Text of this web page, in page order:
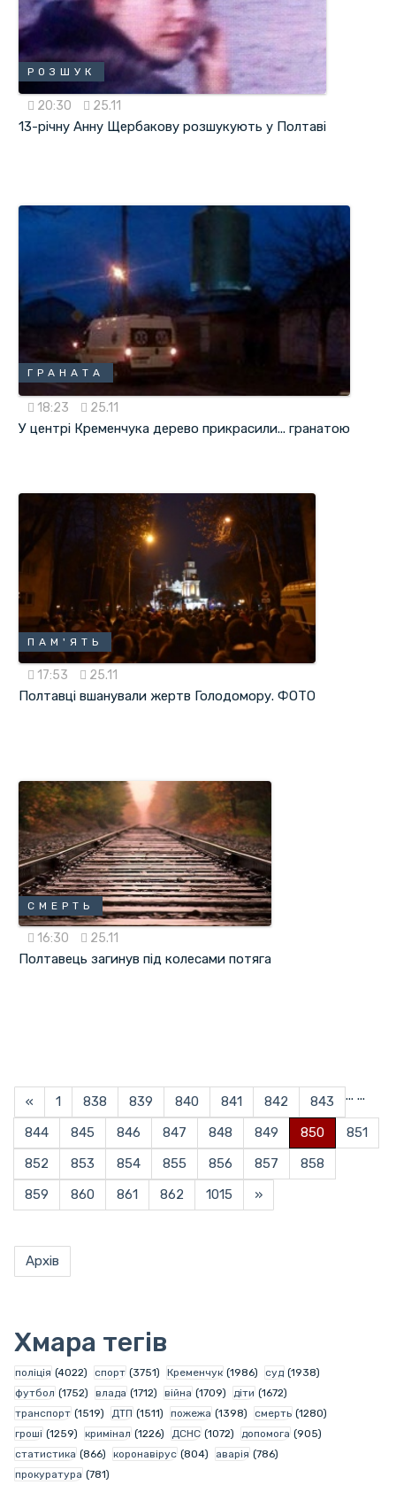
РОЗШУК
20:30 25.11
13-річну Анну Щербакову розшукують у Полтаві
ГРАНАТА
18:23 25.11
У центрі Кременчука дерево прикрасили... гранатою
ПАМ'ЯТЬ
17:53 25.11
Полтавці вшанували жертв Голодомору. ФОТО
СМЕРТЬ
16:30 25.11
Полтавець загинув під колесами потяга
« 1 ...
838 839 840 841 842
843
844
845 846 847 848 849 850
851
852
853 854 855 856 857
858
859
860 861 862
...
1015 »
Архів
Хмара тегів
поліція (4022) спорт (3751) Кременчук (1986) суд (1938)
футбол (1752) влада (1712) війна (1709) діти (1672)
транспорт (1519) ДТП (1511) пожежа (1398) смерть (1280)
гроші (1259) кримінал (1226) ДСНС (1072) допомога (905)
статистика (866) коронавірус (804) аварія (786)
прокуратура (781)